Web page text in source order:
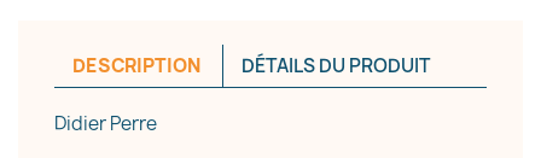
DESCRIPTION DÉTAILS DU PRODUIT
Didier Perre